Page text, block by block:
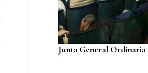
Junta General Ordinaria